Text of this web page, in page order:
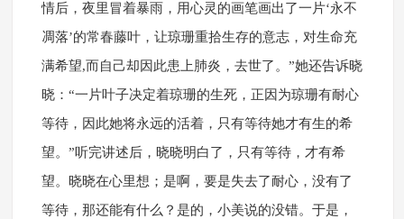
情后，夜里冒着暴雨，用心灵的画笔画出了一片‘永不
凋落’的常春藤叶，让琼珊重拾生存的意志，对生命充
满希望,而自己却因此患上肺炎，去世了。”她还告诉晓
晓：“一片叶子决定着琼珊的生死，正因为琼珊有耐心
等待，因此她将永远的活着，只有等待她才有生的希
望。”听完讲述后，晓晓明白了，只有等待，才有希
望。晓晓在心里想；是啊，要是失去了耐心，没有了
等待，那还能有什么？是的，小美说的没错。于是，